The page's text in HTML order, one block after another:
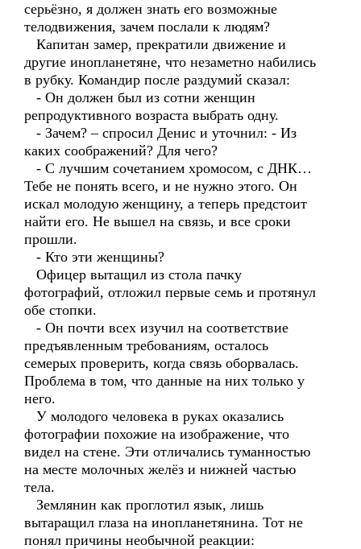
серьёзно, я должен знать его возможные
телодвижения, зачем послали к людям?
Капитан замер, прекратили движение и
другие инопланетяне, что незаметно набились
в рубку. Командир после раздумий сказал:
- Он должен был из сотни женщин
репродуктивного возраста выбрать одну.
- Зачем? – спросил Денис и уточнил: - Из
каких соображений? Для чего?
- С лучшим сочетанием хромосом, с ДНК…
Тебе не понять всего, и не нужно этого. Он
искал молодую женщину, а теперь предстоит
найти его. Не вышел на связь, и все сроки
прошли.
- Кто эти женщины?
Офицер вытащил из стола пачку
фотографий, отложил первые семь и протянул
обе стопки.
- Он почти всех изучил на соответствие
предъявленным требованиям, осталось
семерых проверить, когда связь оборвалась.
Проблема в том, что данные на них только у
него.
У молодого человека в руках оказались
фотографии похожие на изображение, что
видел на стене. Эти отличались туманностью
на месте молочных желёз и нижней частью
тела.
Землянин как проглотил язык, лишь
вытаращил глаза на инопланетянина. Тот не
понял причины необычной реакции: